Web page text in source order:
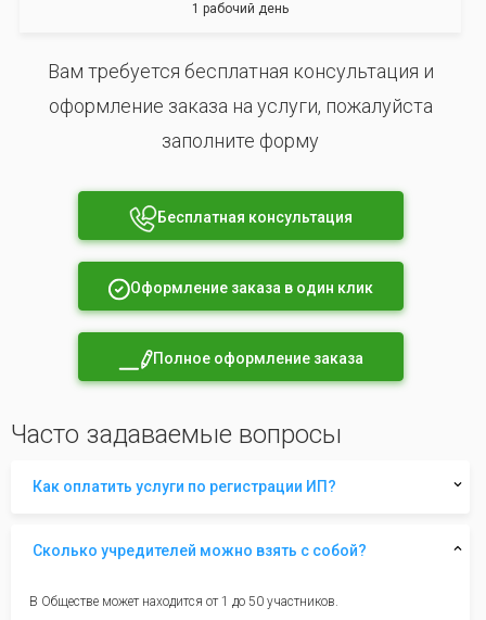
1 рабочий день
Вам требуется бесплатная консультация и
оформление заказа на услуги, пожалуйста
заполните форму
Бесплатная консультация
Оформление заказа в один клик
Полное оформление заказа
Часто задаваемые вопросы
Как оплатить услуги по регистрации ИП?
Сколько учредителей можно взять с собой?
В Обществе может находится от 1 до 50 участников.